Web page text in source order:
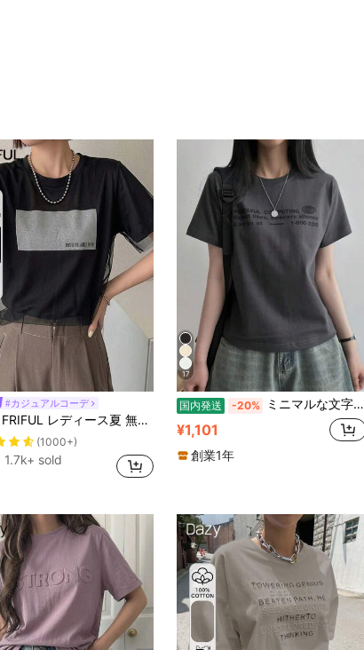
#カジュアルコーデ
FRIFUL レディース夏 無地パッチワーク シアーメッシュ ルーズカジュアル 多用途Tシャツ
(1000+)
1.7k+ sold
17
国内発送 -20% ミニマルな文字プリントデザイン、ゆったりとしたラウンドネックのカジュアルトップス、サマースタイル、日本製、純綿のレディース半袖Tシャツ。
¥1,101
創業1年